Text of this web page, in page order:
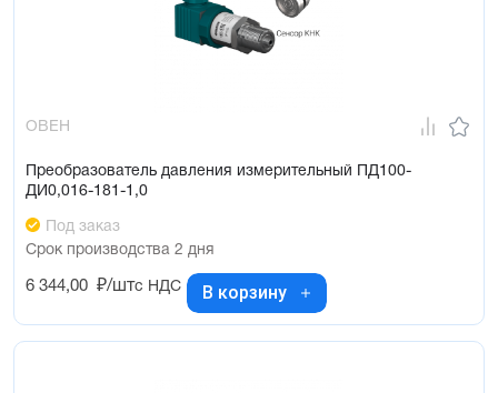
ОВЕН
Преобразователь давления измерительный ПД100-
ДИ0,016-181-1,0
Под заказ
Срок производства 2 дня
6 344,00 ₽/штс НДС В корзину